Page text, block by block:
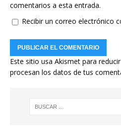
comentarios a esta entrada.
Recibir un correo electrónico
Este sitio usa Akismet para
procesan los datos de tus